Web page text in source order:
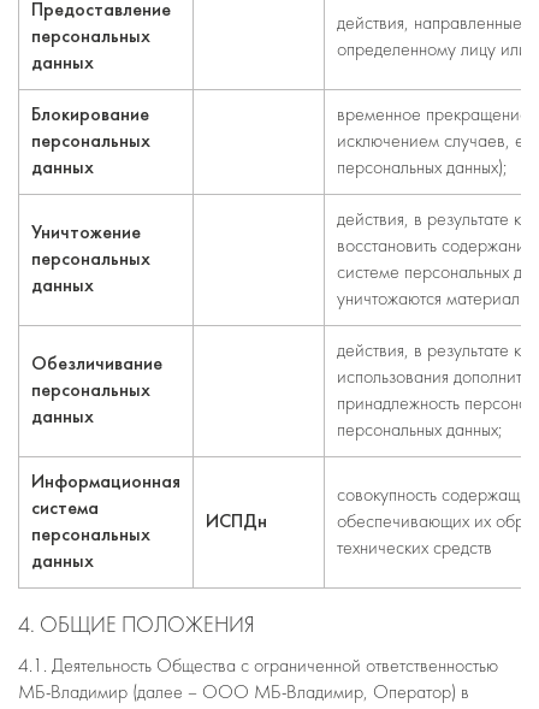
Предоставление
персональных
данных
действия, направленные
определенному лицу или
Блокирование
персональных
данных
временное прекращение
исключением случаев,
персональных данных);
Уничтожение
персональных
данных
действия, в результате
восстановить
системе персональных
уничтожаются
Обезличивание
персональных
данных
действия, в результате
использования
принадлежность
персональных данных;
Информационная
система
персональных
данных
ИСПДн
совокупность
обеспечивающих их
технических средств
4. ОБЩИЕ ПОЛОЖЕНИЯ
4.1. Деятельность Общества с ограниченной ответственностью
МБ-Владимир (далее – ООО МБ-Владимир, Оператор) в